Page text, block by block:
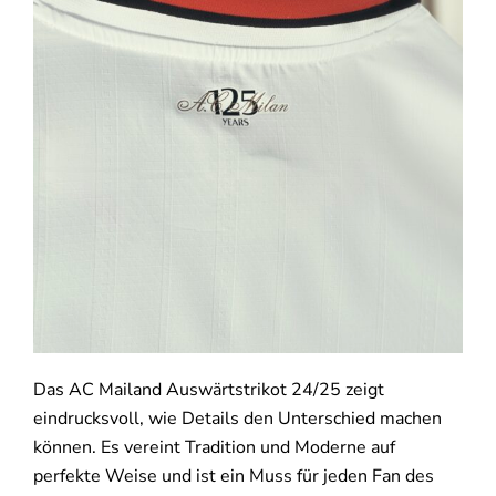
Das AC Mailand Auswärtstrikot 24/25 zeigt
eindrucksvoll, wie Details den Unterschied machen
können. Es vereint Tradition und Moderne auf
perfekte Weise und ist ein Muss für jeden Fan des